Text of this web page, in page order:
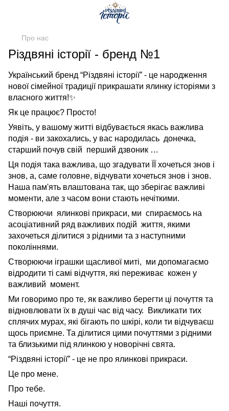
Про нас
Різдвяні історії - бренд №1
Український бренд “Різдвяні історії” - це народження
нової сімейної традиції прикрашати ялинку історіями з
власного життя!✨
Як це працює? Просто!
Уявіть, у вашому житті відбувається якась важлива
подія - ви закохались, у вас народилась донечка,
старший почув свій перший дзвоник …
Ця подія така важлива, що згадувати ЇЇ хочеться знов і
знов, а, саме головне, відчувати хочеться знов і знов.
Наша пам'ять влаштована так, що зберігає важливі
моменти, але з часом вони стають нечіткими.
Створюючи ялинкові прикраси, ми спираємось на
асоціативний ряд важливих подій життя, якими
захочеться ділитися з рідними та з наступними
поколіннями.
Створюючи іграшки щасливої миті, ми допомагаємо
відродити ті самі відчуття, які переживає кожен у
важливий момент.
Ми говоримо про те, як важливо берегти ці почуття та
відновлювати їх в душі час від часу. Викликати тих
сплячих мурах, які бігають по шкірі, коли ти відчуваєш
щось приємне. Та ділитися цими почуттями з рідними
та близькими під ялинкою у новорічні свята.
“Різдвяні історії” - це не про ялинкові прикраси.
Це про мене.
Про тебе.
Наші почуття.